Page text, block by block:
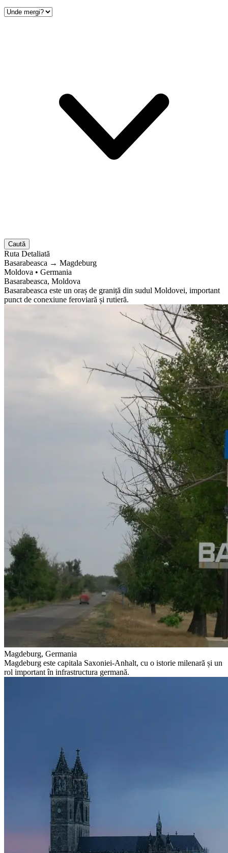
Caută
Ruta Detaliată
Basarabeasca → Magdeburg
Moldova • Germania
Basarabeasca, Moldova
Basarabeasca este un oraș de graniță din sudul Moldovei, important
punct de conexiune feroviară și rutieră.
Magdeburg, Germania
Magdeburg este capitala Saxoniei-Anhalt, cu o istorie milenară și un
rol important în infrastructura germană.